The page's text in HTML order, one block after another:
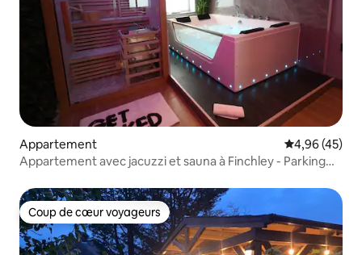
Appartement Évaluation
4,96 (45)
Appartement avec jacuzzi et sauna à Finchley - Parking
Coup de cœur voyageurs
Coup de cœur voyageurs